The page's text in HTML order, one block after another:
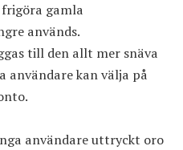
gamla
används.
till den allt mer snäva
användare kan välja på
användare uttryckt oro